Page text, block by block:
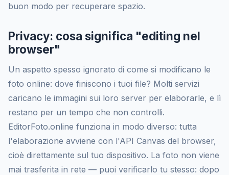
buon modo per recuperare spazio.
Privacy: cosa significa "editing nel
browser"
Un aspetto spesso ignorato di come si modificano le
foto online: dove finiscono i tuoi file? Molti servizi
caricano le immagini sui loro server per elaborarle, e lì
restano per un tempo che non controlli.
EditorFoto.online funziona in modo diverso: tutta
l'elaborazione avviene con l'API Canvas del browser,
cioè direttamente sul tuo dispositivo. La foto non viene
mai trasferita in rete — puoi verificarlo tu stesso: dopo